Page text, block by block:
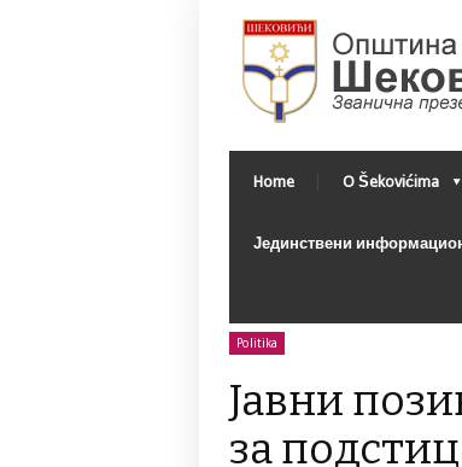
Home O Šekovićima
Јединствени
Politika
Јавни
за